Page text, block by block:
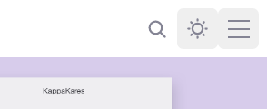
Busca
Darkmode